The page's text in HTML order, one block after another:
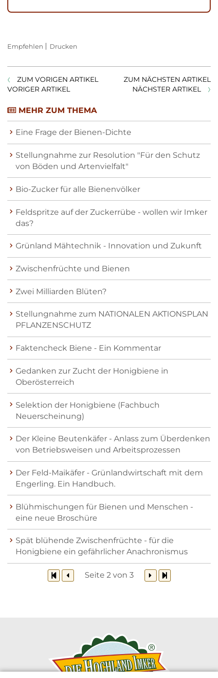
Drucken
Empfehlen
ZUM VORIGEN ARTIKEL
VORIGER ARTIKEL
ZUM NÄCHSTEN ARTIKEL
NÄCHSTER ARTIKEL
MEHR ZUM THEMA
Eine Frage der Bienen-Dichte
Stellungnahme zur Resolution "Für den Schutz
von Böden und Artenvielfalt"
Bio-Zucker für alle Bienenvölker
Feldspritze auf der Zuckerrübe - wollen wir Imker
das?
Grünland Mähtechnik - Innovation und Zukunft
Zwischenfrüchte und Bienen
Zwei Milliarden Blüten?
Stellungnahme zum NATIONALEN AKTIONSPLAN
PFLANZENSCHUTZ
Faktencheck Biene - Ein Kommentar
Gedanken zur Zucht der Honigbiene in
Oberösterreich
Selektion der Honigbiene (Fachbuch
Neuerscheinung)
Der Kleine Beutenkäfer - Anlass zum Überdenken
von Betriebsweisen und Arbeitsprozessen
Der Feld-Maikäfer - Grünlandwirtschaft mit dem
Engerling. Ein Handbuch.
Blühmischungen für Bienen und Menschen -
eine neue Broschüre
Spät blühende Zwischenfrüchte - für die
Honigbiene ein gefährlicher Anachronismus
Seite 2 von 3